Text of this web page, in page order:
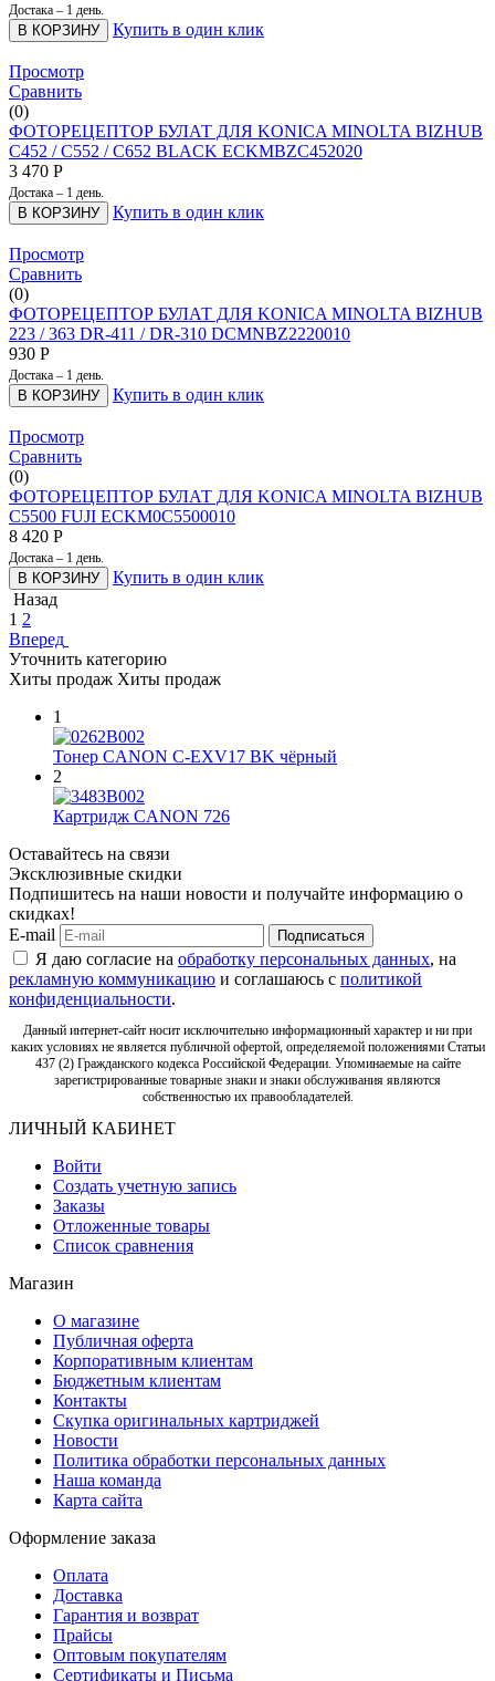
Достака – 1 день.
В КОРЗИНУ Купить в один клик
Просмотр
Сравнить
(0)
ФОТОРЕЦЕПТОР БУЛАТ ДЛЯ KONICA MINOLTA BIZHUB
C452 / C552 / C652 BLACK ECKMBZC452020
3 470 Р
Достака – 1 день.
В КОРЗИНУ Купить в один клик
Просмотр
Сравнить
(0)
ФОТОРЕЦЕПТОР БУЛАТ ДЛЯ KONICA MINOLTA BIZHUB
223 / 363 DR-411 / DR-310 DCMNBZ2220010
930 Р
Достака – 1 день.
В КОРЗИНУ Купить в один клик
Просмотр
Сравнить
(0)
ФОТОРЕЦЕПТОР БУЛАТ ДЛЯ KONICA MINOLTA BIZHUB
C5500 FUJI ECKM0C5500010
8 420 Р
Достака – 1 день.
В КОРЗИНУ
Купить в один клик
Назад
1 2
Вперед
Уточнить категорию
Хиты продаж Хиты продаж
1
Тонер CANON C-EXV17 BK чёрный
2
Картридж CANON 726
Оставайтесь на связи
Эксклюзивные скидки
Подпишитесь на наши новости и получайте информацию о
скидках!
E-mail
Подписаться
Я даю согласие на обработку персональных данных, на
рекламную коммуникацию и соглашаюсь с политикой
конфиденциальности.
Данный интернет-сайт носит исключительно информационный характер и ни при
каких условиях не является публичной офертой, определяемой положениями Статьи
437 (2) Гражданского кодекса Российской Федерации. Упоминаемые на сайте
зарегистрированные товарные знаки и знаки обслуживания являются
собственностью их правообладателей.
ЛИЧНЫЙ КАБИНЕТ
Войти
Создать учетную запись
Заказы
Отложенные товары
Список сравнения
Магазин
О магазине
Публичная оферта
Корпоративным клиентам
Бюджетным клиентам
Контакты
Скупка оригинальных картриджей
Новости
Политика обработки персональных данных
Наша команда
Карта сайта
Оформление заказа
Оплата
Доставка
Гарантия и возврат
Прайсы
Оптовым покупателям
Сертификаты и Письма